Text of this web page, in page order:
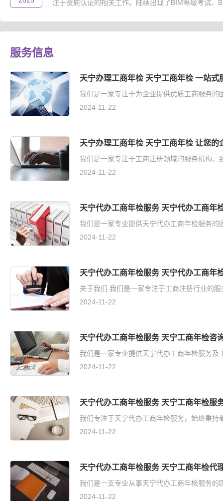
注于资质认证的相关工作。陆续出现了BIM等级考试、
服务信息
天宁办理工商年检 天宁工商年检 一站式
我们是一家专注于为企业提供优质工商服务
2024-11-22
天宁办理工商年检 天宁工商年检 让您的
我们是一家专注于工商注册领域的服务机构
2024-11-22
天宁代办工商年检服务 天宁代办工商年
我们是一家专业提供天宁代办工商年检服务
2024-11-22
天宁代办工商年检服务 天宁代办工商年
关于我们 我们是一家专注于工商注册行业的
2024-11-22
天宁代办工商年检服务 天宁工商年检咨
我们是一家专业提供天宁代办工商年检服务
2024-11-22
天宁代办工商年检服务 天宁工商年检服
我们专注于天宁代办工商年检服务，始终秉持
2024-11-22
天宁代办工商年检服务 天宁工商年检代
我们是一支专业从事天宁代办工商年检服务
2024-11-22